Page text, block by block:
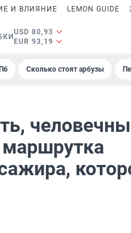
И ВЛИЯНИЕ LEMON GUIDE
USD 80,93
EUR 93,19
Сколько стоят арбузы
маршрутка